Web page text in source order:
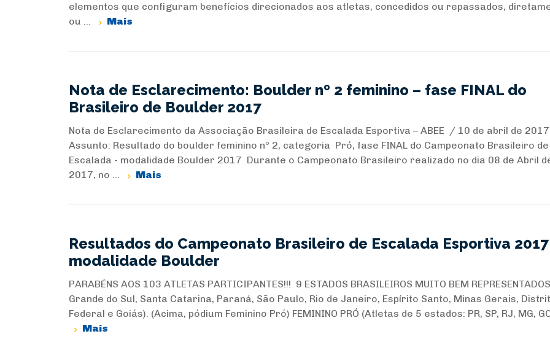
elementos que configuram benefícios direcionados aos atletas, concedidos ou repassados,
ou ...
Mais
Nota de Esclarecimento: Boulder nº 2 feminino – fase FINAL do
Brasileiro de Boulder 2017
Nota de Esclarecimento da Associação Brasileira de Escalada Esportiva – ABEE / 10 de abril de 2017
Assunto: Resultado do boulder feminino nº 2, categoria Pró, fase FINAL do Campeonato Brasileiro de
Escalada - modalidade Boulder 2017 Durante o Campeonato Brasileiro realizado no dia 08 de Abril
2017, no ...
Mais
Resultados do Campeonato Brasileiro de Escalada Esportiva
modalidade Boulder
PARABÉNS AOS 103 ATLETAS PARTICIPANTES!!! 9 ESTADOS BRASILEIROS MUITO BEM
Grande do Sul, Santa Catarina, Paraná, São Paulo, Rio de Janeiro, Espírito Santo, Minas Gerais,
Federal e Goiás). (Acima, pódium Feminino Pró) FEMININO PRÓ (Atletas de 5 estados: PR, SP, RJ, MG,
Mais